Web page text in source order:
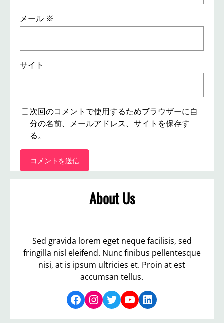
メール ※
サイト
次回のコメントで使用するためブラウザーに自
分の名前、メールアドレス、サイトを保存す
る。
About Us
Sed gravida lorem eget neque facilisis, sed
fringilla nisl eleifend. Nunc finibus pellentesque
nisi, at is ipsum ultricies et. Proin at est
accumsan tellus.
Facebook Instagram Twitter YouTube LinkedIn